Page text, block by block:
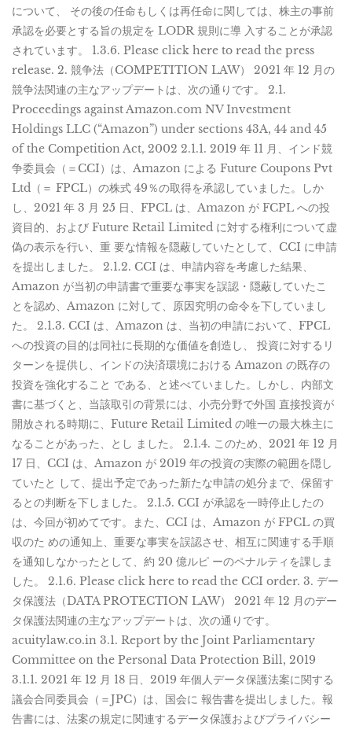
について、 その後の任命もしくは再任命に関しては、株主の事前
承認を必要とする旨の規定を LODR 規則に導 入することが承認
されています。 1.3.6. Please click here to read the press
release. 2. 競争法（COMPETITION LAW） 2021 年 12 月の
競争法関連の主なアップデートは、次の通りです。 2.1.
Proceedings against Amazon.com NV Investment
Holdings LLC (“Amazon”) under sections 43A, 44 and 45
of the Competition Act, 2002 2.1.1. 2019 年 11 月、インド競
争委員会（＝CCI）は、Amazon による Future Coupons Pvt
Ltd（＝ FPCL）の株式 49％の取得を承認していました。しか
し、2021 年 3 月 25 日、FPCL は、Amazon が FCPL への投
資目的、および Future Retail Limited に対する権利について虚
偽の表示を行い、重 要な情報を隠蔽していたとして、CCI に申請
を提出しました。 2.1.2. CCI は、申請内容を考慮した結果、
Amazon が当初の申請書で重要な事実を誤認・隠蔽していたこ
とを認め、Amazon に対して、原因究明の命令を下していまし
た。 2.1.3. CCI は、Amazon は、当初の申請において、FPCL
への投資の目的は同社に長期的な価値を創造し、 投資に対するリ
ターンを提供し、インドの決済環境における Amazon の既存の
投資を強化すること である、と述べていました。しかし、内部文
書に基づくと、当該取引の背景には、小売分野で外国 直接投資が
開放される時期に、Future Retail Limited の唯一の最大株主に
なることがあった、とし ました。 2.1.4. このため、2021 年 12 月
17 日、CCI は、Amazon が 2019 年の投資の実際の範囲を隠し
ていたと して、提出予定であった新たな申請の処分まで、保留す
るとの判断を下しました。 2.1.5. CCI が承認を一時停止したの
は、今回が初めてです。また、CCI は、Amazon が FPCL の買
収のた めの通知上、重要な事実を誤認させ、相互に関連する手順
を通知しなかったとして、約 20 億ルピ ーのペナルティを課しま
した。 2.1.6. Please click here to read the CCI order. 3. デー
タ保護法（DATA PROTECTION LAW） 2021 年 12 月のデー
タ保護法関連の主なアップデートは、次の通りです。
acuitylaw.co.in 3.1. Report by the Joint Parliamentary
Committee on the Personal Data Protection Bill, 2019
3.1.1. 2021 年 12 月 18 日、2019 年個人データ保護法案に関する
議会合同委員会（＝JPC）は、国会に 報告書を提出しました。報
告書には、法案の規定に関連するデータ保護およびプライバシー